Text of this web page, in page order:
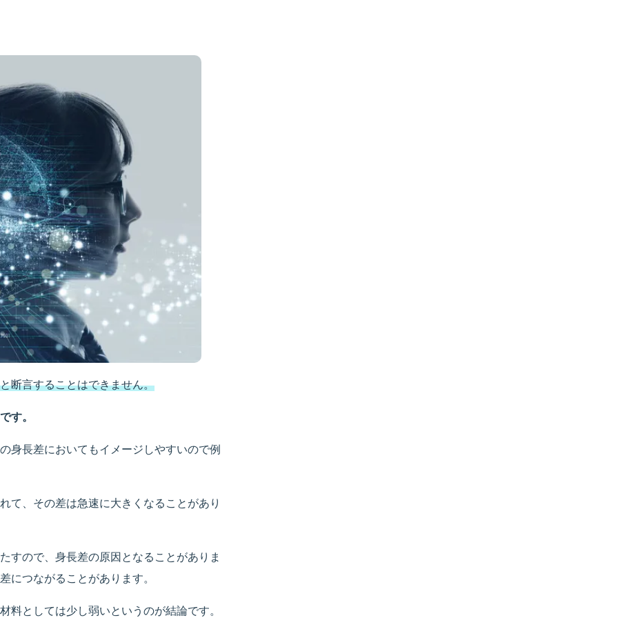
断言することはできません。
す。
身長差においてもイメージしやすいので例
て、その差は急速に大きくなることがあり
すので、身長差の原因となることがありま
につながることがあります。
としては少し弱いというのが結論です。